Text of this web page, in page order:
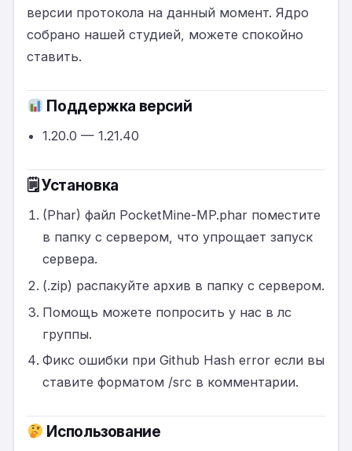
версии протокола на данный момент. Ядро
собрано нашей студией, можете спокойно
ставить.
Поддержка версий
1.20.0 — 1.21.40
🗒 Установка
(Phar) файл PocketMine-MP.phar поместите
в папку с сервером, что упрощает запуск
сервера.
(.zip) распакуйте архив в папку с сервером.
Помощь можете попросить у нас в лс
группы.
Фикс ошибки при Github Hash error если вы
ставите форматом /src в комментарии.
Использование